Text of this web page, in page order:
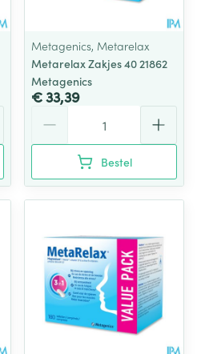
Metagenics, Metarelax
Metarelax Zakjes 40 21862
Metagenics
€ 33,39
Bestel